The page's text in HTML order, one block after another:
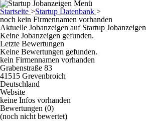
Startseite >Startup Datenbank >
noch kein Firmennamen vorhanden
Aktuelle Jobanzeigen auf Startup Jobanzeigen
Keine Jobanzeigen gefunden.
Letzte Bewertungen
Keine Bewertungen gefunden.
kein Firmennamen vorhanden
Grabenstraße 83
41515 Grevenbroich
Deutschland
Website
keine Infos vorhanden
Bewertungen (0)
(noch nicht bewertet)